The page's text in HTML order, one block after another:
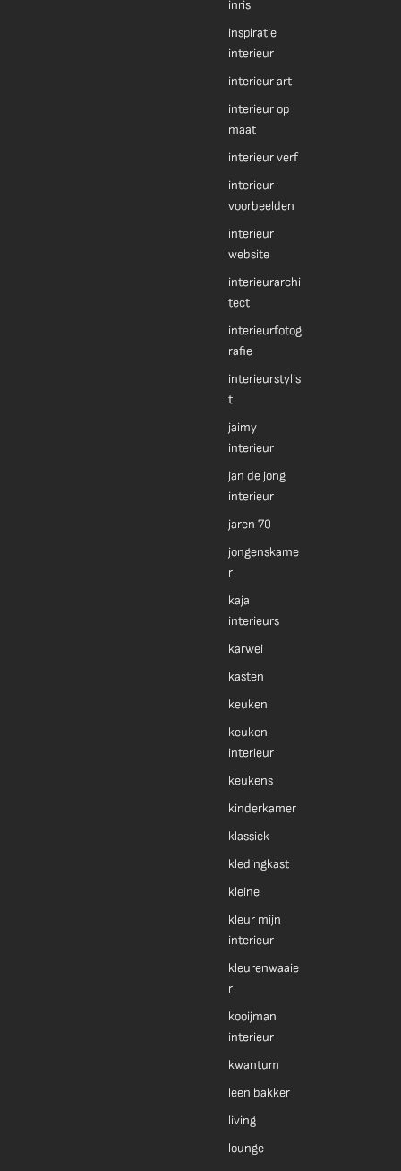
inris
inspiratie
interieur
interieur art
interieur op
maat
interieur verf
interieur
voorbeelden
interieur
website
interieurarchi
tect
interieurfotog
rafie
interieurstylis
t
jaimy
interieur
jan de jong
interieur
jaren 70
jongenskame
r
kaja
interieurs
karwei
kasten
keuken
keuken
interieur
keukens
kinderkamer
klassiek
kledingkast
kleine
kleur mijn
interieur
kleurenwaaie
r
kooijman
interieur
kwantum
leen bakker
living
lounge